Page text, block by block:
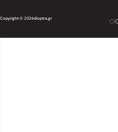
Copyright © 2026dioptra.gr